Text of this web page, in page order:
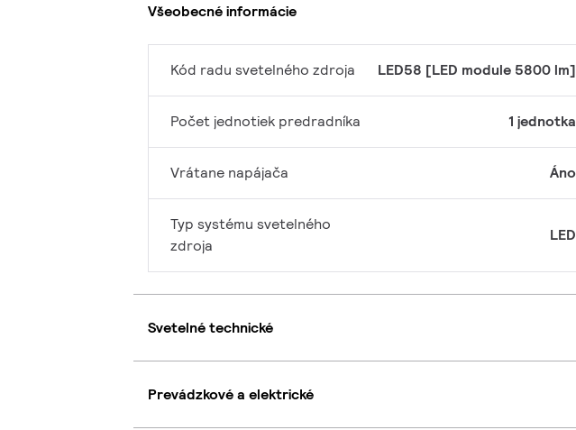
Všeobecné informácie
Kód radu svetelného zdroja LED58 [LED module 5800 lm]
Počet jednotiek predradníka 1 jednotka
Vrátane napájača Áno
Typ systému svetelného
zdroja
LED
Svetelné technické
Prevádzkové a elektrické